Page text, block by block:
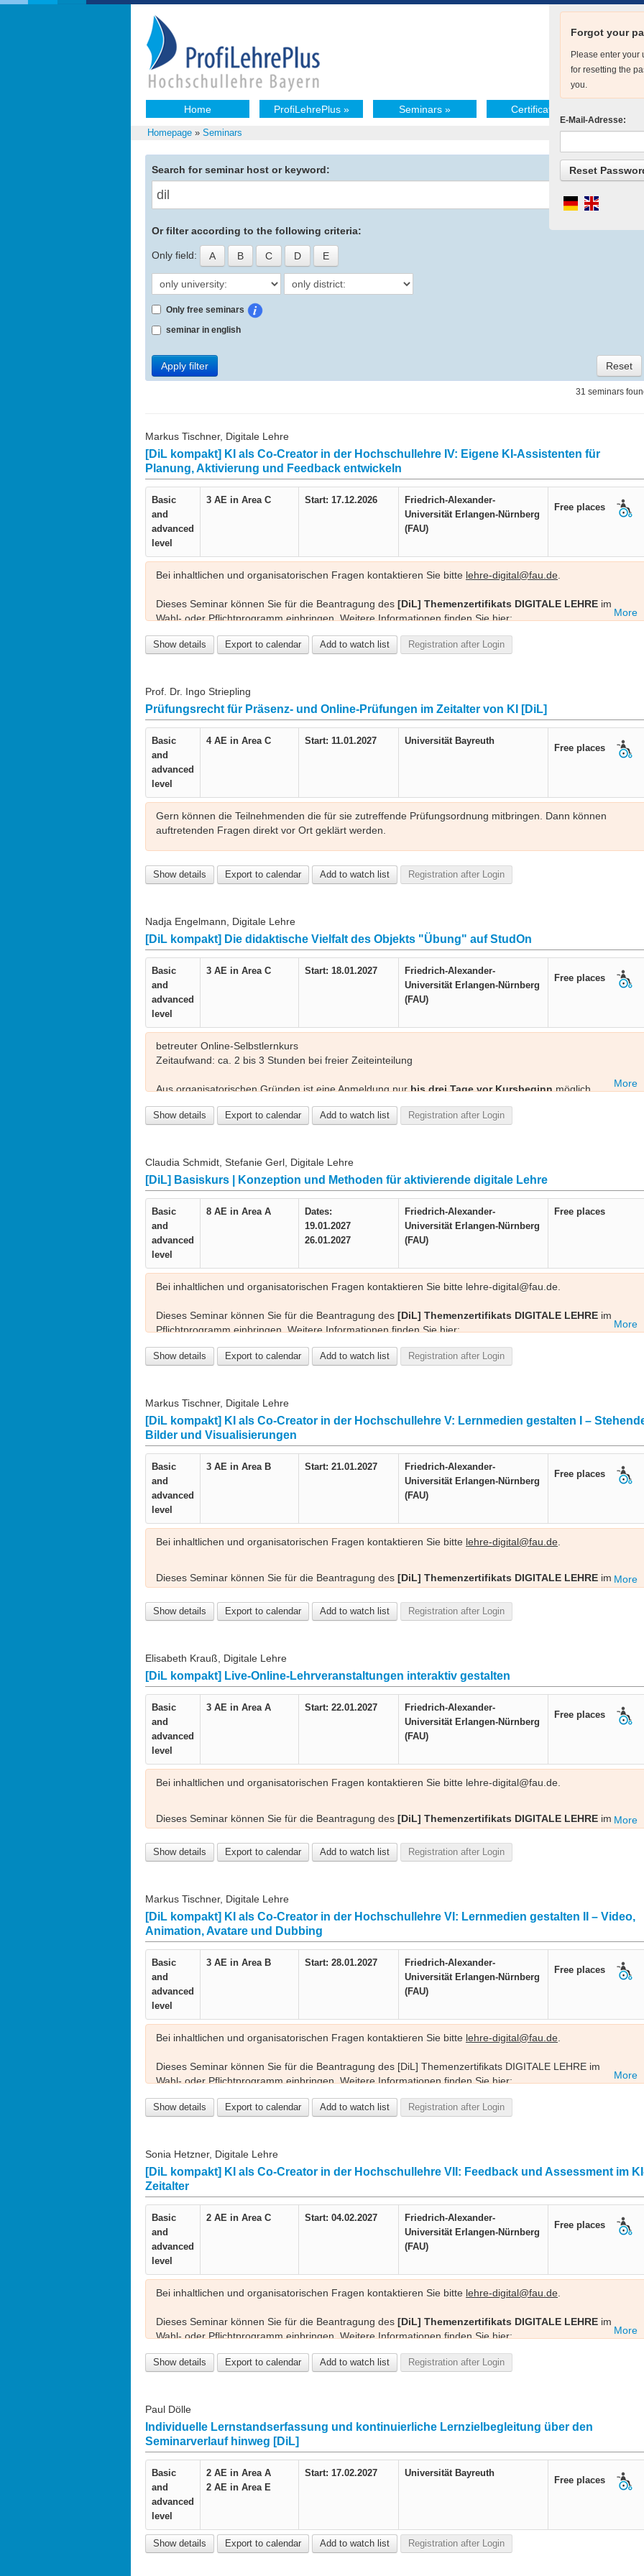
Forgot your
Please enter your
for resetting the
you.
E-Mail-Adresse:
Home ProfiLehrePlus» Seminars » Certificate
Homepage » Seminars
Search for seminar host or keyword:
Or filter according to the following criteria:
Only field: A B C D E
Only free seminars
seminar in english
Apply filter Reset
31 seminars
Markus Tischner, Digitale Lehre
[DiL kompakt] KI als Co-Creator in der Hochschullehre IV: Eigene KI-Assistenten für
Planung, Aktivierung und Feedback entwickeln
Basic
and
advanced
level
3 AE in Area C Start: 17.12.2026
Friedrich-Alexander-
Universität Erlangen-Nürnberg
(FAU)
Free places
Bei inhaltlichen und organisatorischen Fragen kontaktieren Sie bitte lehre-digital@fau.de
Dieses Seminar können Sie für die Beantragung des [DiL] Themenzertifikats DIGITALE LEHRE im
Wahl- oder Pflichtprogramm einbringen. Weitere Informationen finden Sie hier:
More
Show details Export to calendar Add to watch list Registration after Login
Prof. Dr. Ingo Striepling
Prüfungsrecht für Präsenz- und Online-Prüfungen im Zeitalter von KI [DiL]
Basic
and
advanced
level
4 AE in Area C Start: 11.01.2027 Universität Bayreuth
Free places
Gern können die Teilnehmenden die für sie zutreffende Prüfungsordnung mitbringen. Dann können
auftretenden Fragen direkt vor Ort geklärt werden.
Show details Export to calendar Add to watch list Registration after Login
Nadja Engelmann, Digitale Lehre
[DiL kompakt] Die didaktische Vielfalt des Objekts "Übung" auf StudOn
Basic
and
advanced
level
3 AE in Area C Start: 18.01.2027
Friedrich-Alexander-
Universität Erlangen-Nürnberg
(FAU)
Free places
betreuter Online-Selbstlernkurs
Zeitaufwand: ca. 2 bis 3 Stunden bei freier Zeiteinteilung
Aus organisatorischen Gründen ist eine Anmeldung nurbis drei Tage vor Kursbeginnmöglich.
Dieses Seminar können Sie für die Beantragung des
Wahl- oder Pflichtprogramm einbringen. Weitere Informationen finden Sie
hier:https://www.lehre.fau.de/angebot/zertifikate/#themenzertifikat-digitale-lehre-dil-80-ae.
More
Show details Export to calendar Add to watch list Registration after Login
Claudia Schmidt, Stefanie Gerl, Digitale Lehre
[DiL] Basiskurs | Konzeption und Methoden für aktivierende digitale Lehre
Basic
and
advanced
level
8 AE in Area A
Dates:
19.01.2027
26.01.2027
Friedrich-Alexander-
Universität Erlangen-Nürnberg
(FAU)
Free places
Bei inhaltlichen und organisatorischen Fragen kontaktieren Sie bitte lehre-digital@fau.de.
Dieses Seminar können Sie für die Beantragung des [DiL] Themenzertifikats DIGITALE LEHRE im
Pflichtprogramm einbringen. Weitere Informationen finden Sie hier:
More
Show details Export to calendar Add to watch list Registration after Login
Markus Tischner, Digitale Lehre
[DiL kompakt] KI als Co-Creator in der Hochschullehre V: Lernmedien gestalten I –
Bilder und Visualisierungen
Basic
and
advanced
level
3 AE in Area B Start: 21.01.2027
Friedrich-Alexander-
Universität Erlangen-Nürnberg
(FAU)
Free places
Bei inhaltlichen und organisatorischen Fragen kontaktieren Sie bitte lehre-digital@fau.de
Dieses Seminar können Sie für die Beantragung des [DiL] Themenzertifikats DIGITALE LEHRE im
Sie hier:https://www.lehre.fau.de/angebot/zertifikate/#themenzertifikat-digitale-lehre-dil-80-ae
einzeln besucht werden.
More
Show details Export to calendar Add to watch list Registration after Login
Elisabeth Krauß, Digitale Lehre
[DiL kompakt] Live-Online-Lehrveranstaltungen interaktiv gestalten
Basic
and
advanced
level
3 AE in Area A Start: 22.01.2027
Friedrich-Alexander-
Universität Erlangen-Nürnberg
(FAU)
Free places
Bei inhaltlichen und organisatorischen Fragen kontaktieren Sie bitte lehre-digital@fau.de.
Dieses Seminar können Sie für die Beantragung des [DiL] Themenzertifikats DIGITALE LEHRE im
hier:https://www.lehre.fau.de/angebot/zertifikate/#themenzertifikat-digitale-lehre-dil-80-ae
More
Show details Export to calendar Add to watch list Registration after Login
Markus Tischner, Digitale Lehre
[DiL kompakt] KI als Co-Creator in der Hochschullehre VI: Lernmedien gestalten II – Video,
Animation, Avatare und Dubbing
Basic
and
advanced
level
3 AE in Area B Start: 28.01.2027
Friedrich-Alexander-
Universität Erlangen-Nürnberg
(FAU)
Free places
Bei inhaltlichen und organisatorischen Fragen kontaktieren Sie bitte lehre-digital@fau.de
Dieses Seminar können Sie für die Beantragung des [DiL] Themenzertifikats DIGITALE LEHRE im
Wahl- oder Pflichtprogramm einbringen. Weitere Informationen finden Sie hier:
More
Show details Export to calendar Add to watch list Registration after Login
Sonia Hetzner, Digitale Lehre
[DiL kompakt] KI als Co-Creator in der Hochschullehre VII: Feedback und Assessment im
Zeitalter
Basic
and
advanced
level
2 AE in Area C Start: 04.02.2027
Friedrich-Alexander-
Universität Erlangen-Nürnberg
(FAU)
Free places
Bei inhaltlichen und organisatorischen Fragen kontaktieren Sie bitte lehre-digital@fau.de
Dieses Seminar können Sie für die Beantragung des [DiL] Themenzertifikats DIGITALE LEHRE im
Wahl- oder Pflichtprogramm einbringen. Weitere Informationen finden Sie hier:
More
Show details Export to calendar Add to watch list Registration after Login
Paul Dölle
Individuelle Lernstandserfassung und kontinuierliche Lernzielbegleitung über den
Seminarverlauf hinweg [DiL]
Basic
and
advanced
level
2 AE in Area A
2 AE in Area E
Start: 17.02.2027 Universität Bayreuth
Free places
Show details Export to calendar Add to watch list Registration after Login